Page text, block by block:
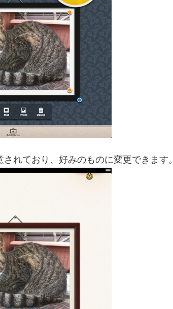
れており、好みのものに変更できます。